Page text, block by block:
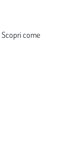
Scopri come